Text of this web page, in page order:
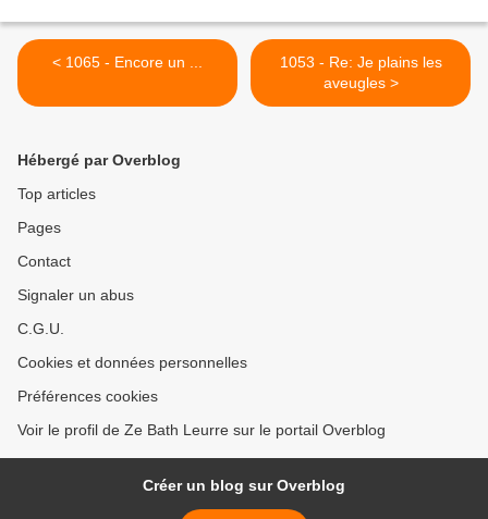
< 1065 - Encore un ...
1053 - Re: Je plains les
aveugles >
Hébergé par Overblog
Top articles
Pages
Contact
Signaler un abus
C.G.U.
Cookies et données personnelles
Préférences cookies
Voir le profil de Ze Bath Leurre sur le portail Overblog
Créer un blog sur Overblog